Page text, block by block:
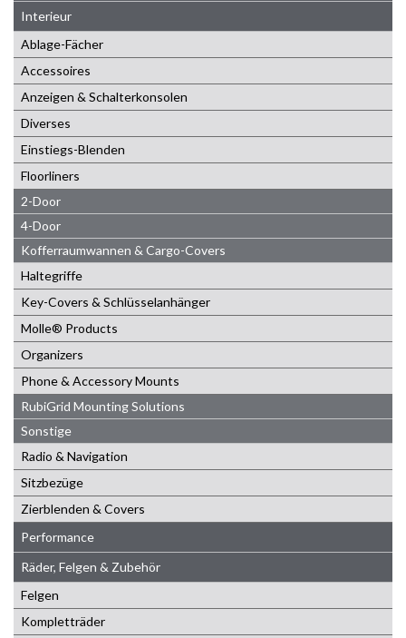
Interieur
Ablage-Fächer
Accessoires
Anzeigen & Schalterkonsolen
Diverses
Einstiegs-Blenden
Floorliners
2-Door
4-Door
Kofferraumwannen & Cargo-Covers
Haltegriffe
Key-Covers & Schlüsselanhänger
Molle® Products
Organizers
Phone & Accessory Mounts
RubiGrid Mounting Solutions
Sonstige
Radio & Navigation
Sitzbezüge
Zierblenden & Covers
Performance
Räder, Felgen & Zubehör
Felgen
Kompletträder